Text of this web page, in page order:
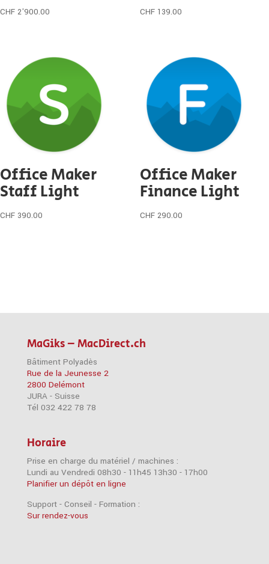
CHF 2'900.00 CHF 139.00
Office Maker
Staff Light
CHF 390.00
Office Maker
Finance Light
CHF 290.00
MaGiks – MacDirect.ch
Bâtiment Polyadès
Rue de la Jeunesse 2
2800 Delémont
JURA - Suisse
Tél 032 422 78 78
Horaire
Prise en charge du matériel / machines :
Lundi au Vendredi 08h30 - 11h45 13h30 - 17h00
Planifier un dépôt en ligne
Support - Conseil - Formation :
Sur rendez-vous